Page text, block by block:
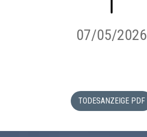
07/05/2026
TODESANZEIGE PDF